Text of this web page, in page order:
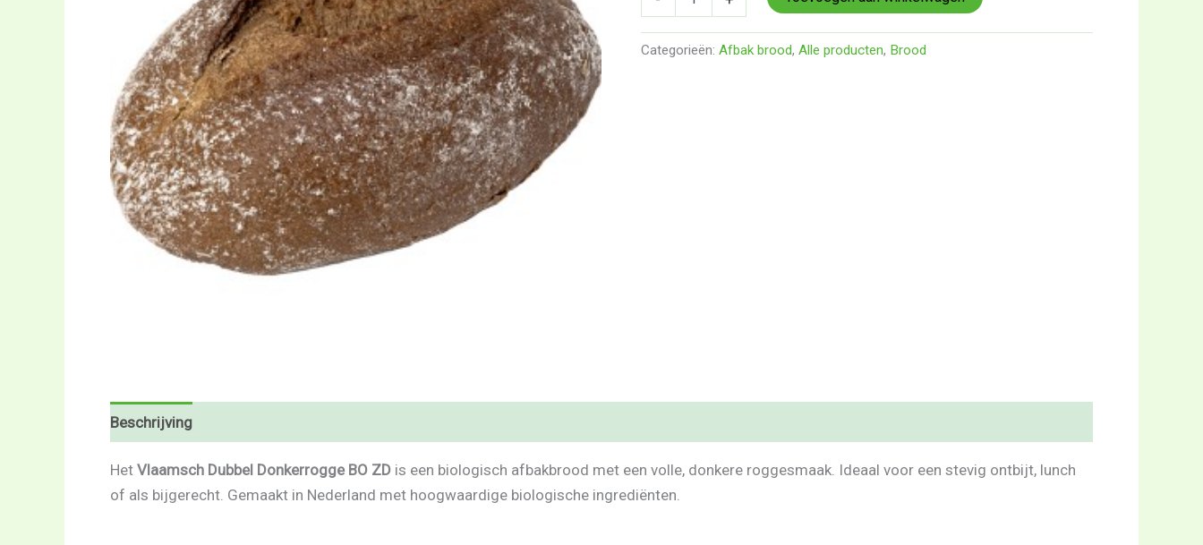
Categorieën: Afbak brood, Alle producten, Brood
Beschrijving
Het Vlaamsch Dubbel Donkerrogge BO ZD is een biologisch afbakbrood met een volle, donkere roggesmaak. Ideaal voor een stevig ontbijt, lunch
of als bijgerecht. Gemaakt in Nederland met hoogwaardige biologische ingrediënten.